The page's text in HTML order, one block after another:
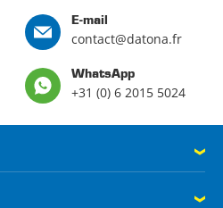
E-mail
contact@datona.fr
WhatsApp
+31 (0) 6 2015 5024